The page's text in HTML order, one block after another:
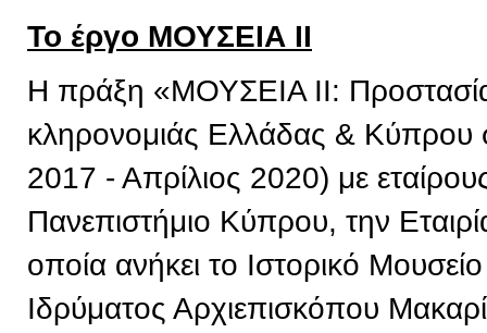
Το έργο ΜΟΥΣΕΙΑ ΙΙ
Η πράξη «ΜΟΥΣΕΙΑ ΙΙ: Προστασία
κληρονομιάς Ελλάδας & Κύπρου
2017 - Απρίλιος 2020) με
Πανεπιστήμιο Κύπρου, την
οποία ανήκει το Ιστορικό
Ιδρύματος Αρχιεπισκόπου